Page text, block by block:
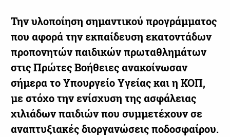
Την υλοποίηση σημαντικού προγράμματος
που αφορά την εκπαίδευση εκατοντάδων
προπονητών παιδικών πρωταθλημάτων
στις Πρώτες Βοήθειες ανακοίνωσαν
σήμερα το Υπουργείο Υγείας και η ΚΟΠ,
με στόχο την ενίσχυση της ασφάλειας
χιλιάδων παιδιών που συμμετέχουν σε
αναπτυξιακές διοργανώσεις ποδοσφαίρου.